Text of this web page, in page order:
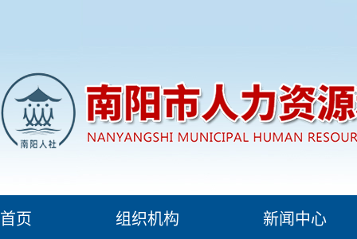
首页 组织机构 新闻中心